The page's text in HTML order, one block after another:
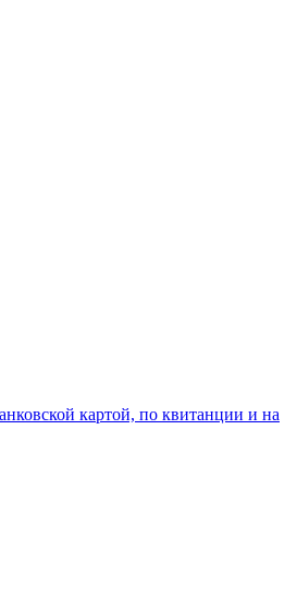
картой, по квитанции и на